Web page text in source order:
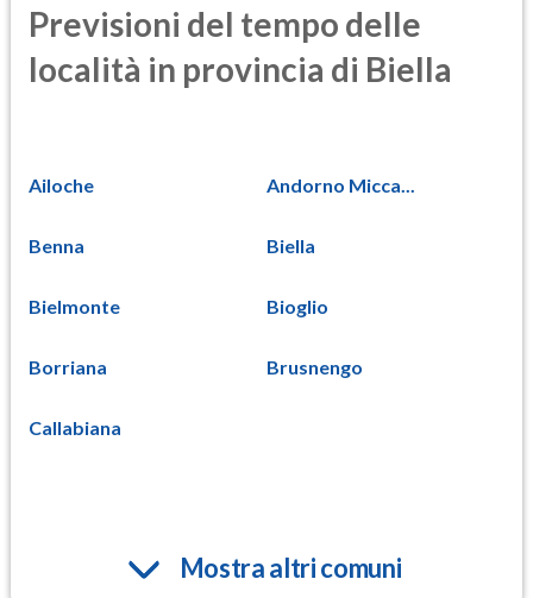
Previsioni del tempo delle
località in provincia di Biella
Ailoche Andorno Micca...
Benna Biella
Bielmonte Bioglio
Borriana Brusnengo
Callabiana
Mostra altri comuni